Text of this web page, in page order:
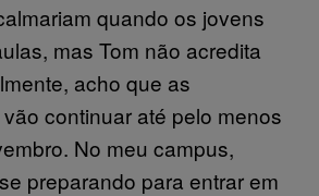
quando os jovens
mas Tom não acredita
acho que as
continuar até pelo menos
No meu campus,
preparando para entrar em